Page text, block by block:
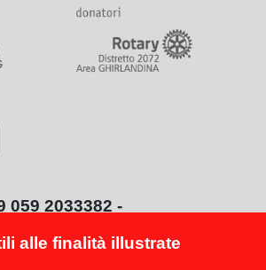
059 2033382 -
alle finalità illustrate